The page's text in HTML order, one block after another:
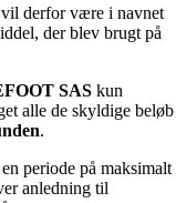
derfor være i navnet
der blev brugt på
SAS kun
alle de skyldige beløb
.
periode på maksimalt
anledning til